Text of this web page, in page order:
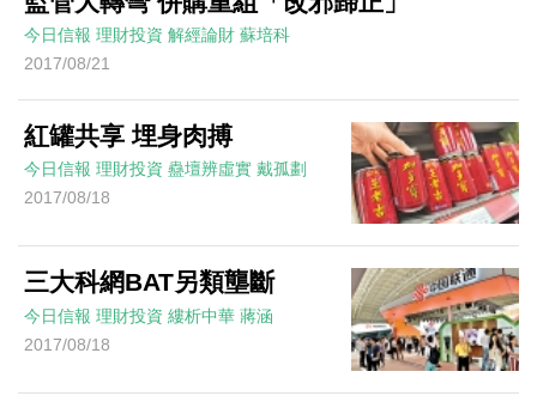
今日信報 理財投資 解經論財 蘇培科
2017/08/21
紅罐共享 埋身肉搏
今日信報 理財投資 蠱壇辨虛實 戴孤劃
2017/08/18
三大科網BAT另類壟斷
今日信報 理財投資 縷析中華 蔣涵
2017/08/18